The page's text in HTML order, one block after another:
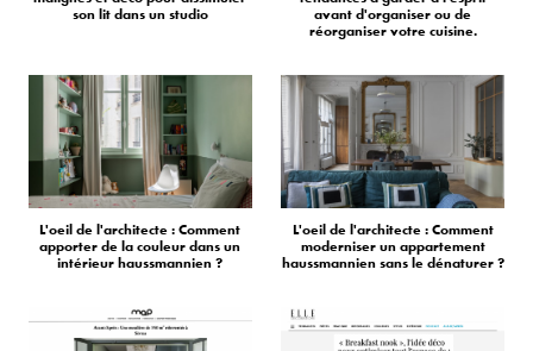
son lit dans un studio
avant d'organiser ou de
réorganiser votre cuisine.
L'oeil de l'architecte : Comment
apporter de la couleur dans un
intérieur haussmannien ?
L'oeil de l'architecte : Comment
moderniser un appartement
haussmannien sans le dénaturer ?